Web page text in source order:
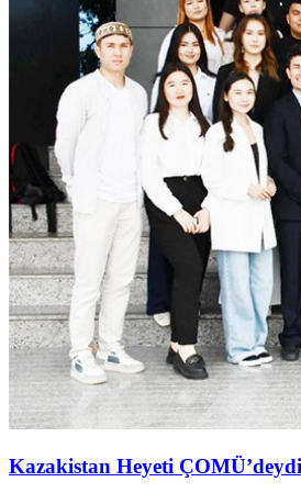
Kazakistan Heyeti ÇOMÜ’deydi